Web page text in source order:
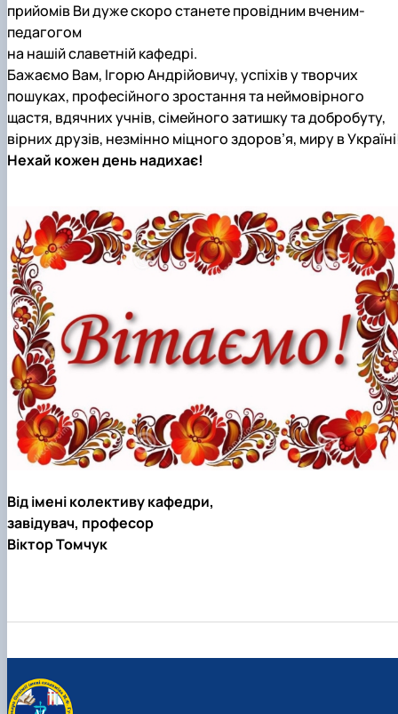
прийомів Ви дуже скоро станете провідним вченим-
педагогом
на нашій славетній кафедрі.
Бажаємо Вам, Ігорю Андрійовичу, успіхів у творчих
пошуках, професійного зростання та неймовірного
щастя, вдячних учнів, сімейного затишку та добробуту,
вірних друзів, незмінно міцного здоров’я, миру в
Нехай кожен день надихає!
Від імені колективу кафедри,
завідувач, професор
Віктор Томчук